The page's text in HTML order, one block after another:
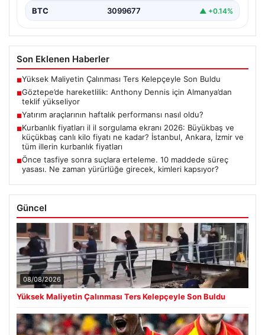
BTC 3099677 ▲ +0.14%
Son Eklenen Haberler
■Yüksek Maliyetin Çalınması Ters Kelepçeyle Son Buldu
■Göztepe’de hareketlilik: Anthony Dennis için Almanya’dan
teklif yükseliyor
■Yatırım araçlarının haftalık performansı nasıl oldu?
■Kurbanlık fiyatları il il sorgulama ekranı 2026: Büyükbaş ve
küçükbaş canlı kilo fiyatı ne kadar? İstanbul, Ankara, İzmir ve
tüm illerin kurbanlık fiyatları
■Önce tasfiye sonra suçlara erteleme. 10 maddede süreç
yasası. Ne zaman yürürlüğe girecek, kimleri kapsıyor?
Güncel
08/08/2026
Yüksek Maliyetin Çalınması Ters Kelepçeyle Son Buldu